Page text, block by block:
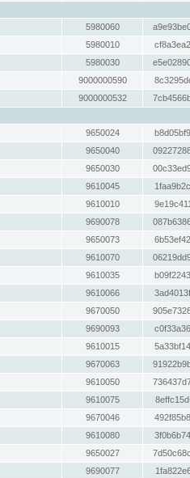
5980060
5980010
5980030
9000000590
9000000532
9650024
9650040
9650030
9610045
9610010
9690078
9650073
9610070
9610035
9610066
9670050
9690093
9610015
9670063
9610050
9610075
9670046
9610080
9650027
9690077